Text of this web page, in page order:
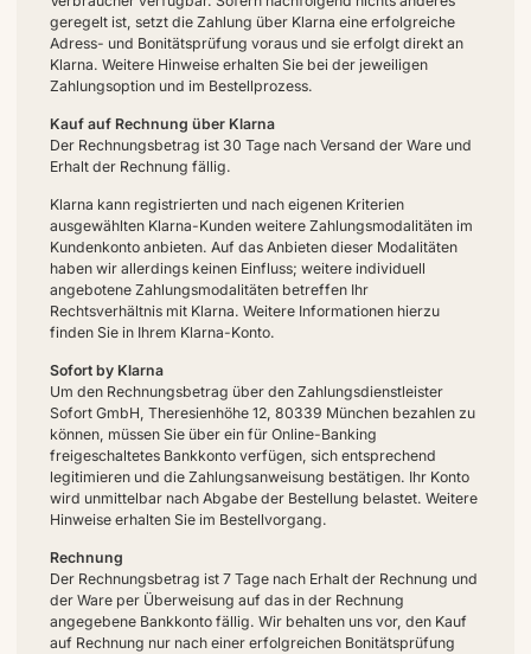
geregelt ist, setzt die Zahlung über Klarna eine erfolgreiche
Adress- und Bonitätsprüfung voraus und sie erfolgt direkt an
Klarna. Weitere Hinweise erhalten Sie bei der jeweiligen
Zahlungsoption und im Bestellprozess.
Kauf auf Rechnung über Klarna
Der Rechnungsbetrag ist 30 Tage nach Versand der Ware und
Erhalt der Rechnung fällig.
Klarna kann registrierten und nach eigenen Kriterien
ausgewählten Klarna-Kunden weitere Zahlungsmodalitäten im
Kundenkonto anbieten. Auf das Anbieten dieser Modalitäten
haben wir allerdings keinen Einfluss; weitere individuell
angebotene Zahlungsmodalitäten betreffen Ihr
Rechtsverhältnis mit Klarna. Weitere Informationen hierzu
finden Sie in Ihrem Klarna-Konto.
Sofort by Klarna
Um den Rechnungsbetrag über den Zahlungsdienstleister
Sofort GmbH, Theresienhöhe 12, 80339 München bezahlen zu
können, müssen Sie über ein für Online-Banking
freigeschaltetes Bankkonto verfügen, sich entsprechend
legitimieren und die Zahlungsanweisung bestätigen. Ihr Konto
wird unmittelbar nach Abgabe der Bestellung belastet. Weitere
Hinweise erhalten Sie im Bestellvorgang.
Rechnung
Der Rechnungsbetrag ist 7 Tage nach Erhalt der Rechnung und
der Ware per Überweisung auf das in der Rechnung
angegebene Bankkonto fällig. Wir behalten uns vor, den Kauf
auf Rechnung nur nach einer erfolgreichen Bonitätsprüfung